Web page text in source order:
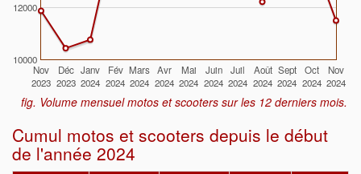
Nov
2023
Déc
2023
Janv
2024
Fév
2024
Mars
2024
Avr
2024
Mai
2024
Juin
2024
Juil
2024
Août
2024
Sept
2024
Oct
2024
Nov
2024
10000
12000
fig. Volume mensuel motos et scooters sur les 12 derniers mois.
Cumul motos et scooters depuis le début
de l'année 2024